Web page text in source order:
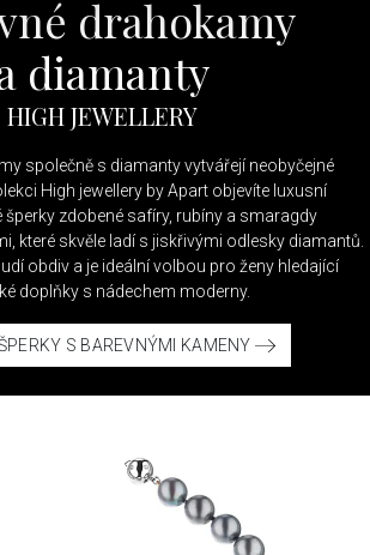
drahokamy
diamanty
HIGH JEWELLERY
společně s diamanty vytvářejí neobyčejné
High jewellery by Apart objevíte luxusní
zdobené safíry, rubíny a smaragdy
které skvěle ladí s jiskřivými odlesky diamantů.
obdiv a je ideální volbou pro ženy hledající
doplňky s nádechem moderny.
S BAREVNÝMI KAMENY